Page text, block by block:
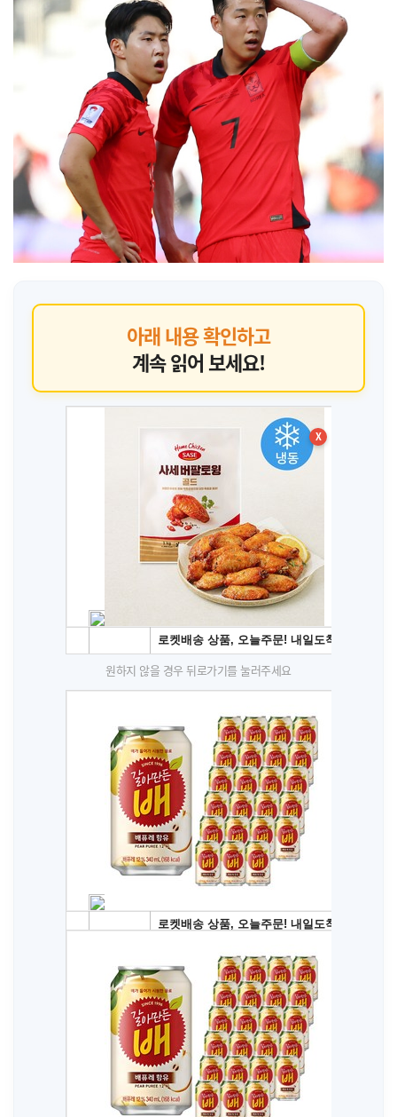
아래 내용 확인하고
계속 읽어 보세요!
X
원하지 않을 경우 뒤로가기를 눌러주세요